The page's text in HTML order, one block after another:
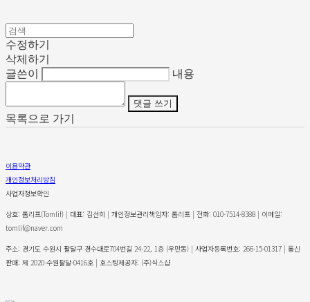
수정하기
삭제하기
글쓴이
내용
댓글 쓰기
목록으로 가기
이용약관
개인정보처리방침
사업자정보확인
상호: 톰리프(Tomlif) | 대표: 김선희 | 개인정보관리책임자: 톰리프 | 전화: 010-7514-8388 | 이메일:
tomlif@naver.com
주소: 경기도 수원시 팔달구 경수대로704번길 24-22, 1층 (우만동) | 사업자등록번호: 266-15-01317 | 통신
판매: 제 2020-수원팔달-0416호 | 호스팅제공자: (주)식스샵